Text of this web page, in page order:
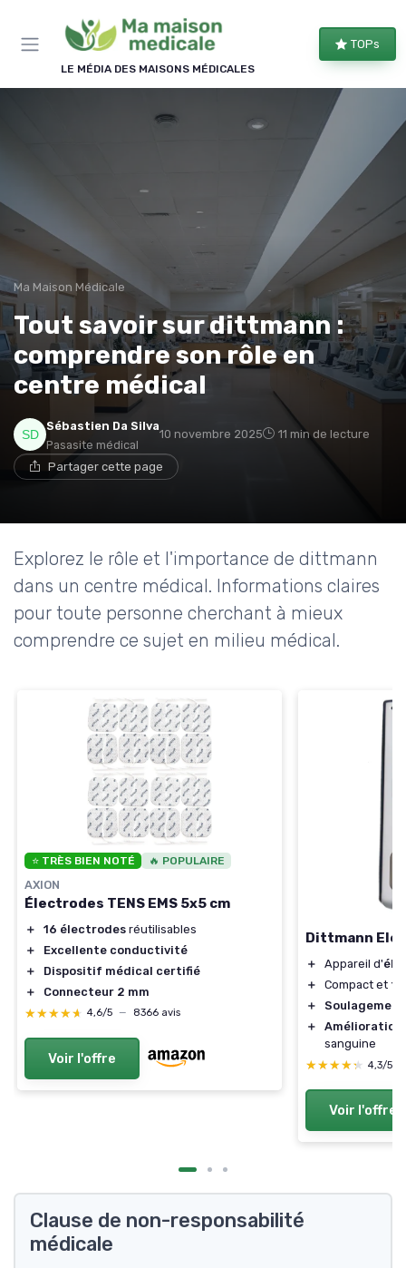
LE MÉDIA DES MAISONS MÉDICALES
TOPs
Ma Maison Médicale
Tout savoir sur dittmann :
comprendre son rôle en
centre médical
Sébastien Da Silva
Pasasite médical
10 novembre 2025 11 min de lecture
Partager cette page
Explorez le rôle et l'importance de dittmann
dans un centre médical. Informations claires
pour toute personne cherchant à mieux
comprendre ce sujet en milieu médical.
⭐ TRÈS BIEN NOTÉ 🔥 POPULAIRE
AXION
Électrodes TENS EMS 5x5 cm
＋ 16 électrodes réutilisables
＋
Excellente conductivité
＋
Dispositif médical certifié
＋
Connecteur 2 mm
★★★★★
★★★★★ 4,6/5 — 8366 avis
Voir l'offre
Dittmann
＋ Appareil d'
＋
Compact et
＋
＋
Amélioration
sanguine
★★★★★
★★★★★ 4,3/5
Voir l'offre
Clause de non-responsabilité
médicale